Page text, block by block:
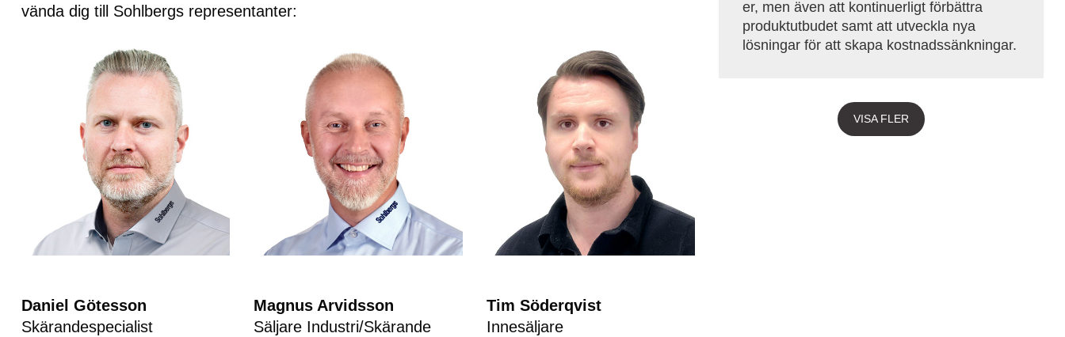
vända dig till Sohlbergs representanter:
Daniel Götesson
Skärandespecialist
Magnus Arvidsson
Säljare Industri/Skärande
Tim Söderqvist
Innesäljare
er, men även att kontinuerligt förbättra
produktutbudet samt att utveckla nya
lösningar för att skapa kostnadssänkningar.
VISA FLER